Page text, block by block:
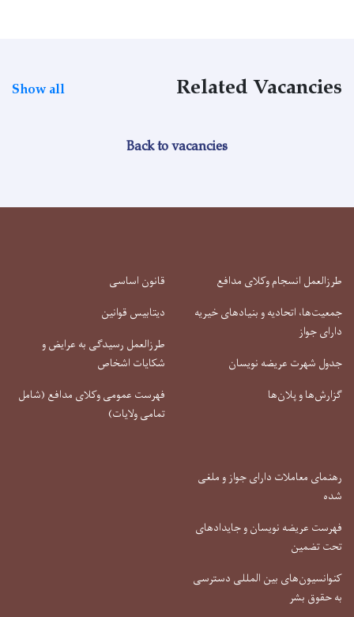
Related Vacancies
Show all
Back to vacancies
طرزالعمل انسجام وکلای مدافع
جمعیت‌ها، اتحادیه و بنیادهای خیریه
دارای جواز
جدول شهرت عریضه نویسان
گزارش‌ها و پلان‌ها
قانون اساسی
دیتابیس قوانین
طرزالعمل رسیدگی به عرایض و
شکایات اشخاص
فهرست عمومی وکلای مدافع (شامل
تمامی ولایات)
رهنمای معاملات دارای جواز و ملغی
شده
فهرست عریضه نویسان و جایدادهای
تحت تضمین
کنوانسیون‌های بین المللی دسترسی
به حقوق بشر